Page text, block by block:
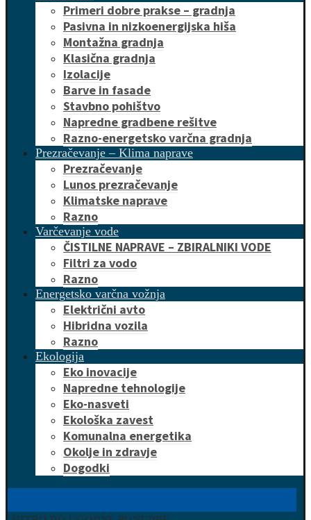
Primeri dobre prakse – gradnja
Pasivna in nizkoenergijska hiša
Montažna gradnja
Klasična gradnja
Izolacije
Barve in fasade
Stavbno pohištvo
Napredne gradbene rešitve
Razno-energetsko varčna gradnja
Prezračevanje – Klima naprave
Prezračevanje
Lunos prezračevanje
Klimatske naprave
Razno
Varčevanje vode
ČISTILNE NAPRAVE – ZBIRALNIKI VODE
Filtri za vodo
Razno
Energetsko varčna vožnja
Električni avto
Hibridna vozila
Razno
Ekologija
Eko inovacije
Napredne tehnologije
Eko-nasveti
Ekološka zavest
Komunalna energetika
Okolje in zdravje
Dogodki